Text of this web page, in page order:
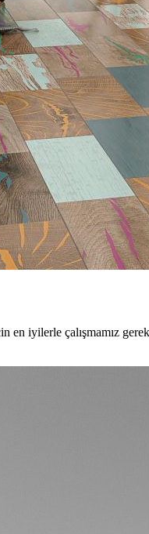
en iyilerle çalışmamız